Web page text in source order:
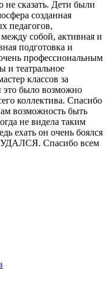
не сказать. Дети были
созданная
педагогов,
собой, активная и
подготовка и
профессиональным
и театральное
классов за
это было возможно
коллектива. Спасибо
возможность быть
не видела таким
ехать он очень боялся
УДАЛСЯ. Спасибо всем